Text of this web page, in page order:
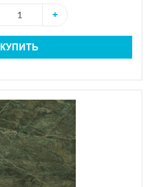
+
КУПИТЬ